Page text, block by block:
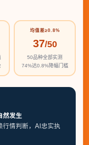
均值差≥0.8%
37/50
50品种全部实测
74%达0.8%降幅门槛
然发生
行情判断，AI忠实执